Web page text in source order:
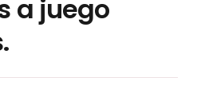
a juego